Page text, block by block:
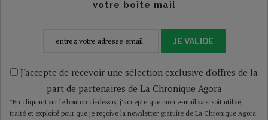
votre boîte mail
JE VALIDE
J'accepte de recevoir une sélection exclusive d'offres de la
part de partenaires de La Chronique Agora
*En cliquant sur le bouton ci-dessus, j’accepte que mon e-mail saisi soit utilisé,
traité et exploité pour que je reçoive la newsletter gratuite de La Chronique Agora